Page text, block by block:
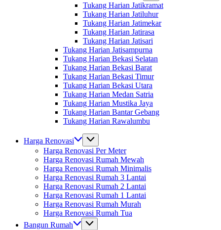
Tukang Harian Jatikramat
Tukang Harian Jatiluhur
Tukang Harian Jatimekar
Tukang Harian Jatirasa
Tukang Harian Jatisari
Tukang Harian Jatisampurna
Tukang Harian Bekasi Selatan
Tukang Harian Bekasi Barat
Tukang Harian Bekasi Timur
Tukang Harian Bekasi Utara
Tukang Harian Medan Satria
Tukang Harian Mustika Jaya
Tukang Harian Bantar Gebang
Tukang Harian Rawalumbu
Harga Renovasi
Harga Renovasi Per Meter
Harga Renovasi Rumah Mewah
Harga Renovasi Rumah Minimalis
Harga Renovasi Rumah 3 Lantai
Harga Renovasi Rumah 2 Lantai
Harga Renovasi Rumah 1 Lantai
Harga Renovasi Rumah Murah
Harga Renovasi Rumah Tua
Bangun Rumah